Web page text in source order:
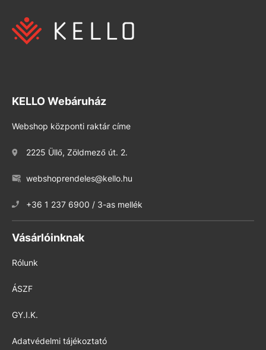
KELLO Webáruház
Webshop központi raktár címe
2225 Üllő, Zöldmező út. 2.
webshoprendeles@kello.hu
+36 1 237 6900 / 3-as mellék
Vásárlóinknak
Rólunk
ÁSZF
GY.I.K.
Adatvédelmi tájékoztató